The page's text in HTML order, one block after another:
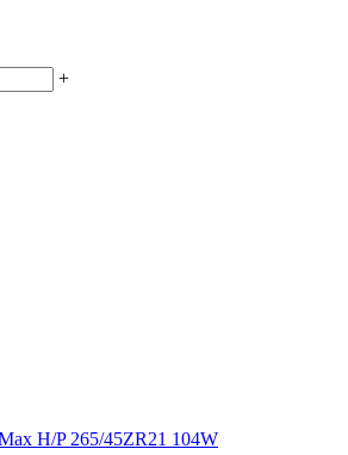
+
H/P 265/45ZR21 104W